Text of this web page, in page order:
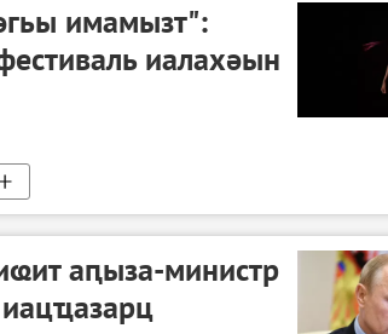
имамызт":
иалахәын
аԥыза-министр